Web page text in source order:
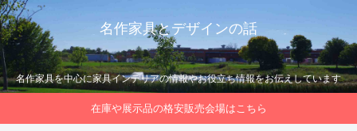
名作家具とデザインの話
名作家具を中心に家具インテリアの情報やお役立ち情報をお伝えしています
在庫や展示品の格安販売会場はこちら